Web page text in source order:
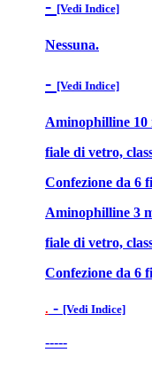
- [Vedi Indice]
Nessuna.
- [Vedi Indice]
Aminophilline 10
fiale di vetro,
Confezione da 6
Aminophilline 3
fiale di vetro,
Confezione da 6
. - [Vedi Indice]
-----